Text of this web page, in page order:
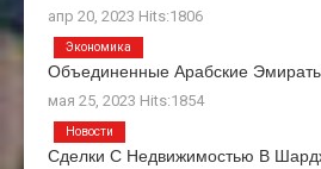
апр 20, 2023 Hits:1806
Объединенные Арабские
мая 25, 2023 Hits:1854
Экономика
Сделки С Недвижимостью В
Новости